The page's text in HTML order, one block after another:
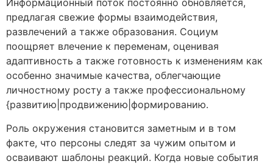
Информационный поток постоянно обновляется,
предлагая свежие формы взаимодействия,
развлечений а также образования. Социум
поощряет влечение к переменам, оценивая
адаптивность а также готовность к изменениям как
особенно значимые качества, облегчающие
личностному росту а также профессиональному
{развитию|продвижению|формированию.
Роль окружения становится заметным и в том
факте, что персоны следят за чужим опытом и
осваивают шаблоны реакций. Когда новые события